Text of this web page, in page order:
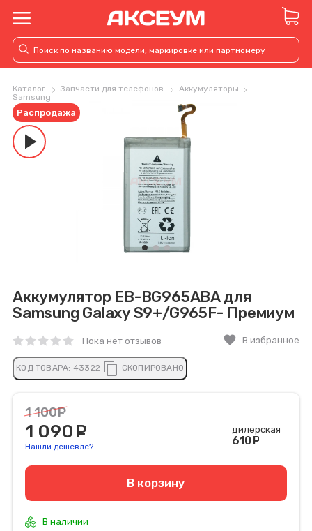
Каталог Запчасти для телефонов
Аккумуляторы
Samsung
Аккумулятор EB-BG965ABA для
Samsung Galaxy S9+/G965F- Премиум
Пока нет отзывов favorite В избранное
КОД ТОВАРА: 43322 content_copy СКОПИРОВАНО
Распродажа
play_arrow
1 100
1 090
Нашли дешевле?
дилерская
610
В корзину
В наличии